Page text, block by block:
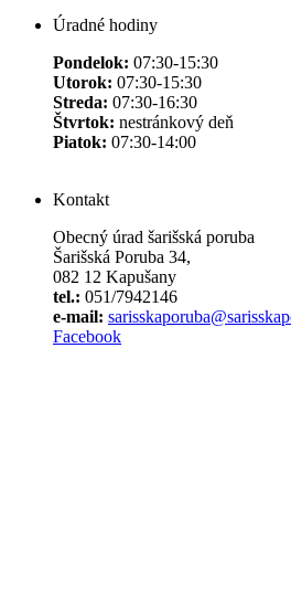
Úradné hodiny
Pondelok: 07:30-15:30
Utorok: 07:30-15:30
Streda: 07:30-16:30
Štvrtok: nestránkový deň
Piatok: 07:30-14:00
Kontakt
Obecný úrad šarišská poruba
Šarišská Poruba 34,
082 12 Kapušany
tel.: 051/7942146
e-mail:
Facebook